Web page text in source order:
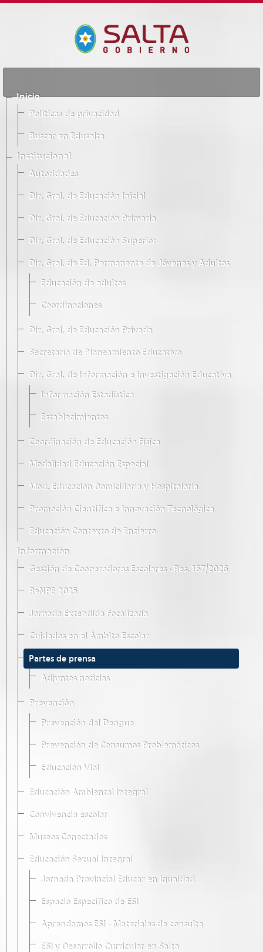
Inicio
Políticas de privacidad
Buscar en Edusalta
Institucional
Autoridades
Dir. Gral. de Educación Inicial
Dir. Gral. de Educación Primaria
Dir. Gral. de Educación Superior
Dir. Gral. de Ed. Permanente de Jóvenes y Adultos
Educación de adultos
Coordinaciones
Dir. Gral. de Educación Privada
Secretaría de Planeamiento Educativo
Dir. Gral. de Información e Investigación Educativa
Información Estadística
Establecimientos
Coordinación de Educación Física
Modalidad Educación Especial
Mod. Educación Domiciliaria y Hospitalaria
Promoción Científica e Innovación Tecnológica
Educación Contexto de Encierro
Información
Gestión de Cooperadoras Escolares · Res. 167/2026
ReNPE 2025
Jornada Extendida Focalizada
Cuidados en el Ámbito Escolar
Partes de prensa
Adjuntos noticias
Prevención
Prevención del Dengue
Prevención de Consumos Problemáticos
Educación Vial
Educación Ambiental Integral
Convivencia escolar
Museos Conectados
Educación Sexual Integral
Jornada Provincial Educar en Igualdad
Espacio Específico de ESI
Aprendamos ESI - Materiales de consulta
ESI y Desarrollo Curricular en Salta